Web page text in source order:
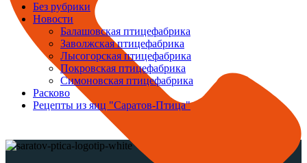
Без рубрики
Новости
Балашовская птицефабрика
Заволжская птицефабрика
Лысогорская птицефабрика
Покровская птицефабрика
Симоновская птицефабрика
Расково
Рецепты из яиц "Саратов-Птица"